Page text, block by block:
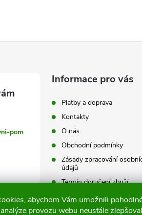
abychom Vám umožnili
provozu webu neustále
pom
Informace pro vás
Platby a doprava
Kontakty
O nás
Obchodní podmínky
Zásady zpracování
údajů
Termín doručení zboží
Výměna a vrácení zboží
Tabulky velikostí